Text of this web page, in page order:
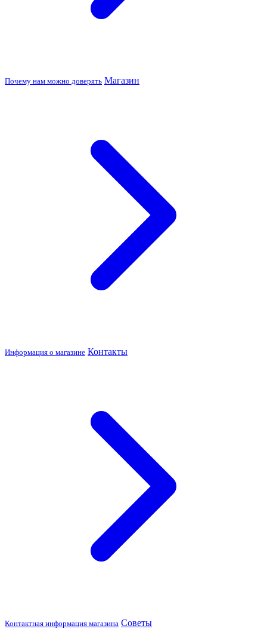
Почему нам можно доверять Магазин
Информация о магазине Контакты
Контактная информация магазина Советы